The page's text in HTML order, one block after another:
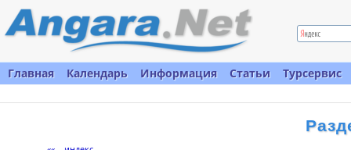
Главная Календарь Информация Статьи Турсервис